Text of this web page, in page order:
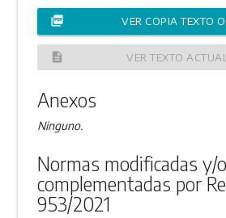
picture_as_pdf VER COPIA TEXTO
description VER TEXTO
Anexos
Ninguno.
Normas modificadas y/o
complementadas por
953/2021